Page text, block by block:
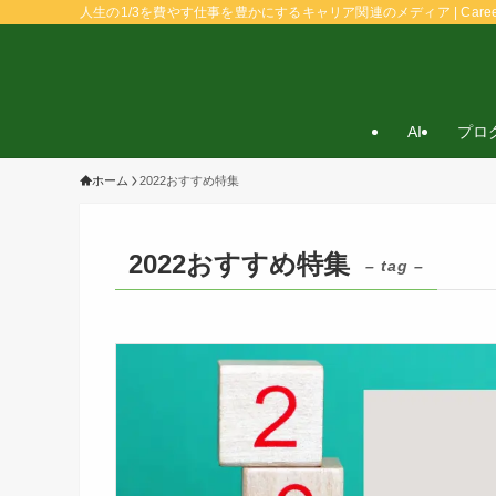
人生の1/3を費やす仕事を豊かにするキャリア関連のメディア |
AI プロ
ホーム 2022おすすめ特集
2022おすすめ特集 – tag –